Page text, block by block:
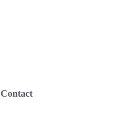
Contact